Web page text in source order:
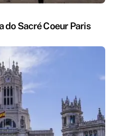
do Sacré Coeur Paris